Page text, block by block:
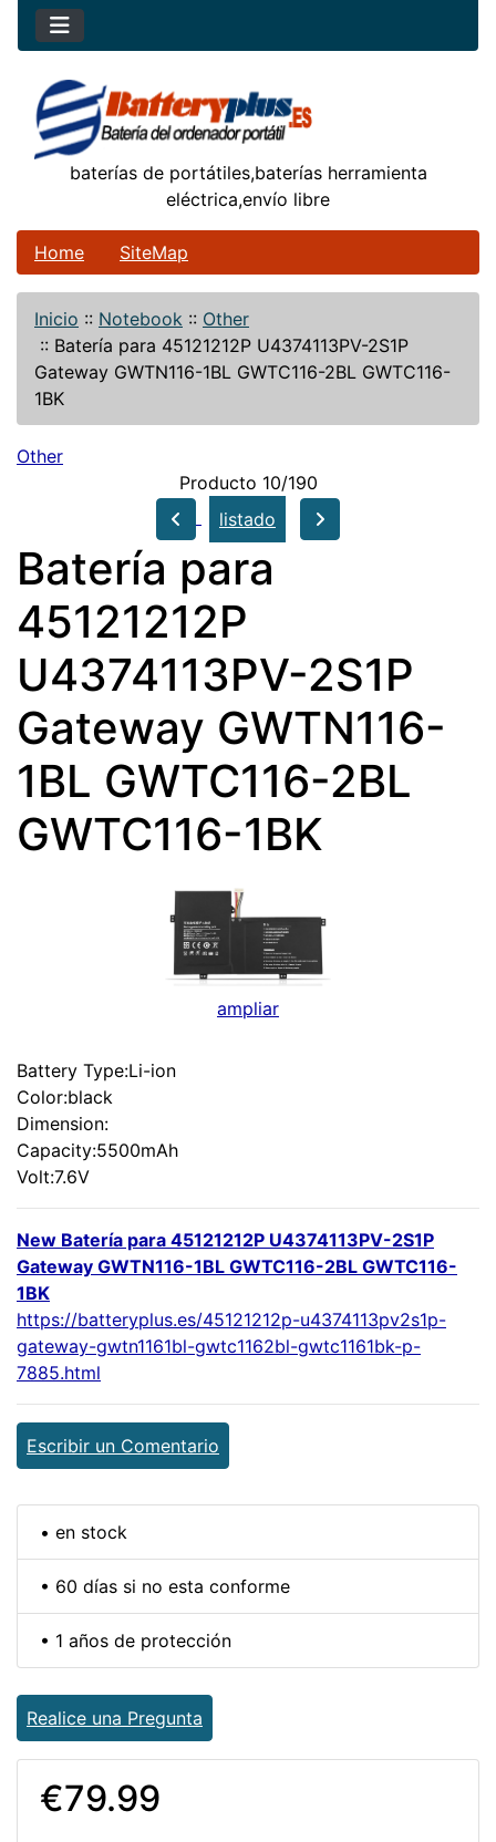
baterías de portátiles,baterías herramienta
eléctrica,envío libre
Home SiteMap
Inicio :: Notebook :: Other
:: Batería para 45121212P U4374113PV-2S1P
Gateway GWTN116-1BL GWTC116-2BL GWTC116-
1BK
Other
Producto 10/190
listado
Batería para
45121212P
U4374113PV-2S1P
Gateway GWTN116-
1BL GWTC116-2BL
GWTC116-1BK
ampliar
Battery Type:Li-ion
Color:black
Dimension:
Capacity:5500mAh
Volt:7.6V
New Batería para 45121212P U4374113PV-2S1P
Gateway GWTN116-1BL GWTC116-2BL GWTC116-
1BK
https://batteryplus.es/45121212p-u4374113pv2s1p-
gateway-gwtn1161bl-gwtc1162bl-gwtc1161bk-p-
7885.html
Escribir un Comentario
• en stock
• 60 días si no esta conforme
• 1 años de protección
Realice una Pregunta
€79.99